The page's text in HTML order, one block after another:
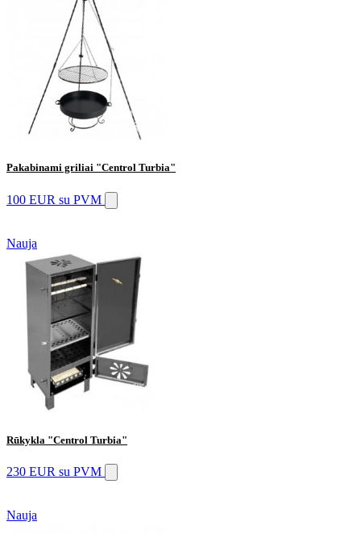
Pakabinami griliai "Centrol Turbia"
100 EUR su PVM
Nauja
Rūkykla "Centrol Turbia"
230 EUR su PVM
Nauja